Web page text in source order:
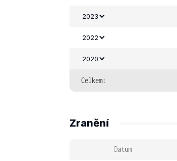
2023
2022
2020
Celkem:
Zranění
Datum